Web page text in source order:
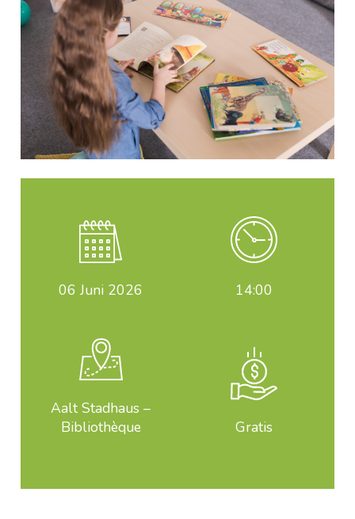
06 Juni 2026 14:00
Aalt Stadhaus –
Bibliothèque
Gratis